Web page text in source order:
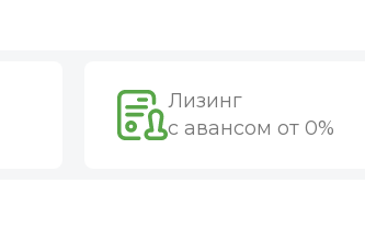
Лизинг
с авансом от 0%